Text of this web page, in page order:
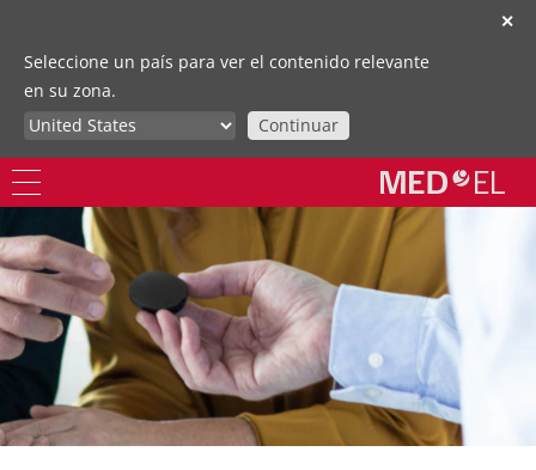
✕
Seleccione un país para ver el contenido relevante
en su zona.
Continuar